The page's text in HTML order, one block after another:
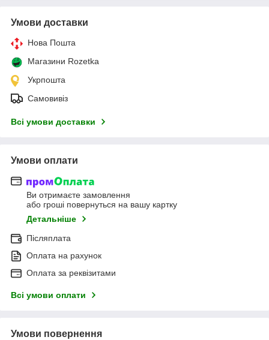
Умови доставки
Нова Пошта
Магазини Rozetka
Укрпошта
Самовивіз
Всі умови доставки
Умови оплати
Ви отримаєте замовлення
або гроші повернуться на вашу картку
Детальніше
Післяплата
Оплата на рахунок
Оплата за реквізитами
Всі умови оплати
Умови повернення